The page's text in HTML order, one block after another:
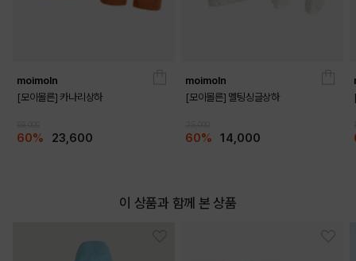
moimoln
[모이몰른] 카나리상하
60% 23,600
moimoln
[모이몰른] 멜팅싱글상하
60% 14,000
이 상품과 함께 본 상품